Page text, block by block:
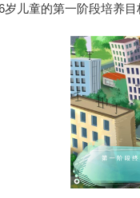
儿童的第一阶段培养